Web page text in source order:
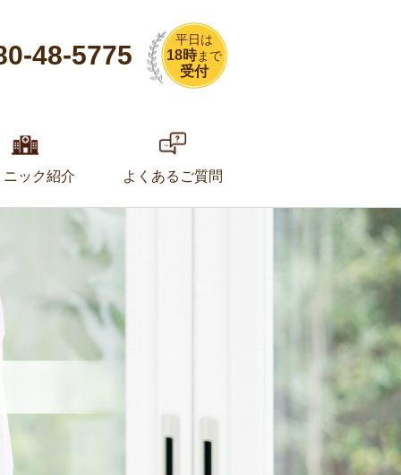
48-5775
平日は
18時まで
受付
ニック紹介 よくあるご質問